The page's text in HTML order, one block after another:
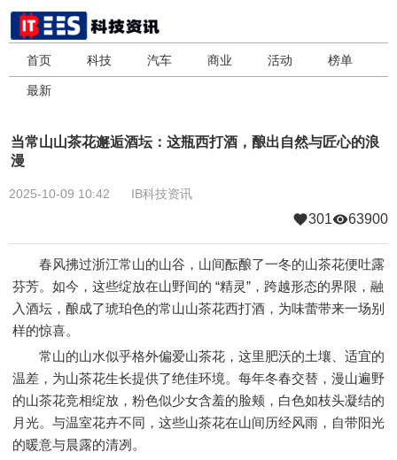
首页 科技 汽车 商业 活动 榜单
最新
当常山山茶花邂逅酒坛：这瓶西打酒，酿出自然与匠心的浪
漫
2025-10-09 10:42 IB科技资讯
301 63900
春风拂过浙江常山的山谷，山间酝酿了一冬的山茶花便吐露
芬芳。如今，这些绽放在山野间的 “精灵”，跨越形态的界限，融
入酒坛，酿成了琥珀色的常山山茶花西打酒，为味蕾带来一场别
样的惊喜。
常山的山水似乎格外偏爱山茶花，这里肥沃的土壤、适宜的
温差，为山茶花生长提供了绝佳环境。每年冬春交替，漫山遍野
的山茶花竞相绽放，粉色似少女含羞的脸颊，白色如枝头凝结的
月光。与温室花卉不同，这些山茶花在山间历经风雨，自带阳光
的暖意与晨露的清冽。